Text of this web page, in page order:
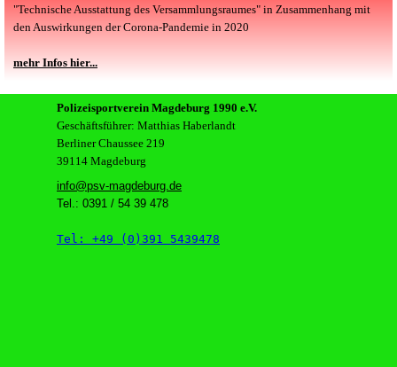
"Technische Ausstattung des Versammlungsraumes" in Zusammenhang mit
den Auswirkungen der Corona-Pandemie in 2020
mehr Infos hier...
Polizeisportverein Magdeburg 1990 e.V.
Geschäftsführer: Matthias Haberlandt
Berliner Chaussee 219
39114 Magdeburg
info@psv-magdeburg.de
Tel.: 0391 / 54 39 478
Tel: +49 (0)391 5439478